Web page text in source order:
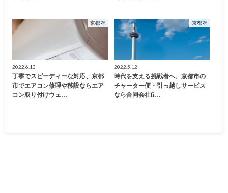
京都府
2022.6.13
丁寧でスピーディーな対応、京都
市でエアコン修理や移設ならエア
コン取り付けウェ…
京都府
2022.5.12
時代を支える挑戦者へ、京都市の
チャーター便・引っ越しサービス
なら合同会社fi…